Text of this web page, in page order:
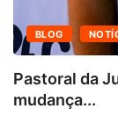
BLOG
Pastoral da
mudança...